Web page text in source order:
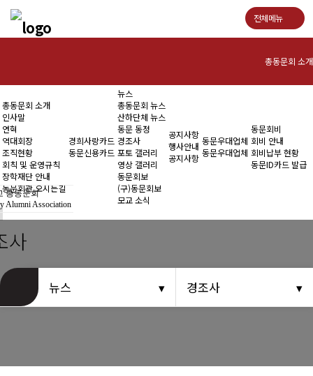
전체메뉴
총동문회 소개
인사말
연혁
역대회장
조직현황
회칙 및 운영규칙
장학재단 안내
동문회관 오시는길
총동문회 소개
인사말
연혁
역대회장
조직현황
회칙 및 운영규칙
장학재단 안내
동문회관 오시는길
경희사랑카드
동문신용카드
뉴스
총동문회 뉴스
산하단체 뉴스
동문 동정
경조사
포토 갤러리
영상 갤러리
동문회보
(구)동문회보
모교 소식
공지사항
행사안내
공지사항
동문우대업체
동문우대업체
동문회비
회비 안내
회비납부 현황
동문ID카드 발급
총동문회
Alumni Association
사
뉴스 경조사